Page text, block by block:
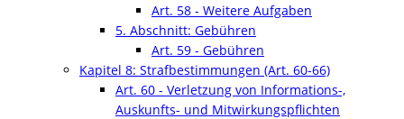
Art. 58 - Weitere Aufgaben
5. Abschnitt: Gebühren
Art. 59 - Gebühren
Kapitel 8: Strafbestimmungen (Art. 60-66)
Art. 60 - Verletzung von Informations-,
Auskunfts- und Mitwirkungspflichten